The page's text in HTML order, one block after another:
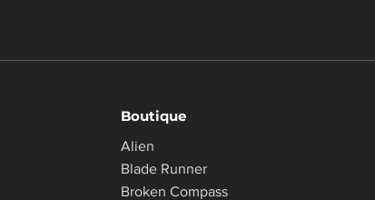
Boutique
Alien
Blade Runner
Broken Compass